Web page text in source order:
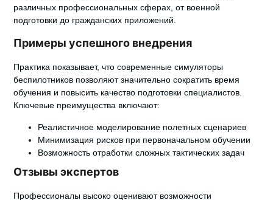
различных профессиональных сферах, от военной
подготовки до гражданских приложений.
Примеры успешного внедрения
Практика показывает, что современные симуляторы
беспилотников позволяют значительно сократить время
обучения и повысить качество подготовки специалистов.
Ключевые преимущества включают:
Реалистичное моделирование полетных сценариев
Минимизация рисков при первоначальном обучении
Возможность отработки сложных тактических задач
Отзывы экспертов
Профессионалы высоко оценивают возможности